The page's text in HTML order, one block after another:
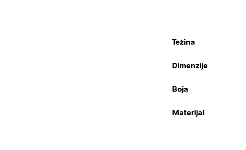
Težina
Dimenzije
Boja
Materijal